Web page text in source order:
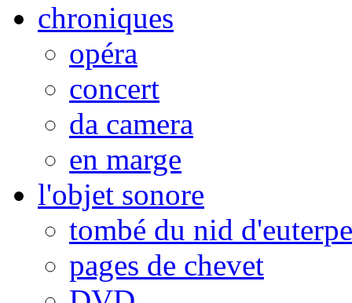
chroniques
opéra
concert
da camera
en marge
l'objet sonore
tombé du nid d'euterpe
pages de chevet